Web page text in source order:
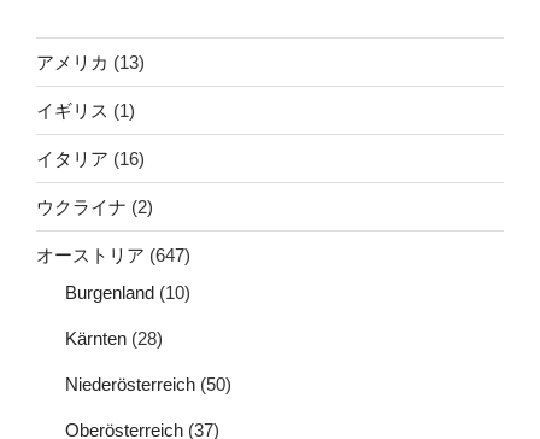
アメリカ (13)
イギリス (1)
イタリア (16)
ウクライナ (2)
オーストリア (647)
Burgenland (10)
Kärnten (28)
Niederösterreich (50)
Oberösterreich (37)